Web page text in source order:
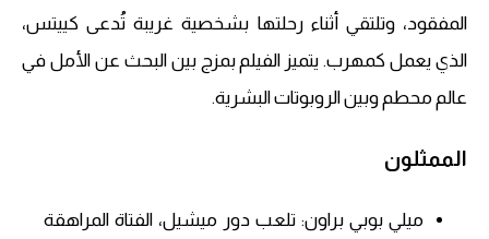
المفقود، وتلتقي أثناء رحلتها بشخصية غريبة تُدعى كييتس،
الذي يعمل كمهرب. يتميز الفيلم بمزج بين البحث عن الأمل في
عالم محطم وبين الروبوتات البشرية.
الممثلون
ميلي بوبي براون: تلعب دور ميشيل، الفتاة المراهقة